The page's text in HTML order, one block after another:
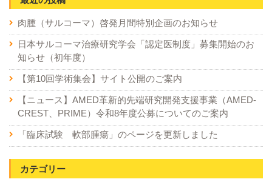
肉腫（サルコーマ）啓発月間特別企画のお知らせ
日本サルコーマ治療研究学会「認定医制度」募集開始のお
知らせ（初年度）
【第10回学術集会】サイト公開のご案内
【ニュース】AMED革新的先端研究開発支援事業（AMED-
CREST、PRIME）令和8年度公募についてのご案内
「臨床試験 軟部腫瘍」のページを更新しました
カテゴリー